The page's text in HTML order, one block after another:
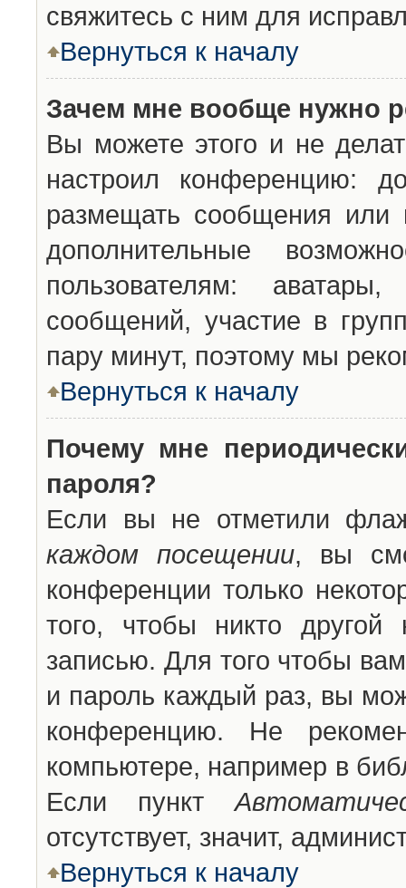
свяжитесь с ним для
Вернуться к началу
Зачем мне вообще нужно
Вы можете этого и не
настроил конференцию:
размещать сообщения или
дополнительные
пользователям:
сообщений, участие в
пару минут, поэтому мы
Вернуться к началу
Почему мне
пароля?
Если вы не отметили
каждом посещении, вы
конференции только
того, чтобы никто другой
записью. Для того чтобы
и пароль каждый раз, вы
конференцию. Не
компьютере, например в
Если пункт
отсутствует, значит,
Вернуться к началу